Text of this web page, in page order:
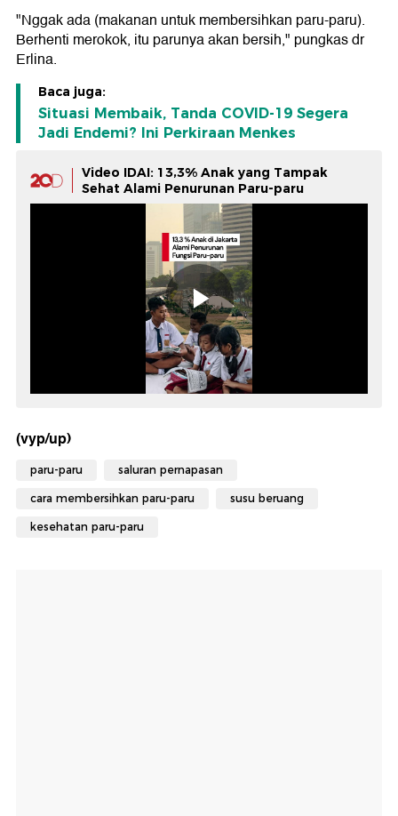
"Nggak ada (makanan untuk membersihkan paru-paru).
Berhenti merokok, itu parunya akan bersih," pungkas dr
Erlina.
Baca juga:
Situasi Membaik, Tanda COVID-19 Segera
Jadi Endemi? Ini Perkiraan Menkes
Video IDAI: 13,3% Anak yang Tampak
Sehat Alami Penurunan Paru-paru
(vyp/up)
paru-paru saluran pernapasan
cara membersihkan paru-paru susu beruang
kesehatan paru-paru